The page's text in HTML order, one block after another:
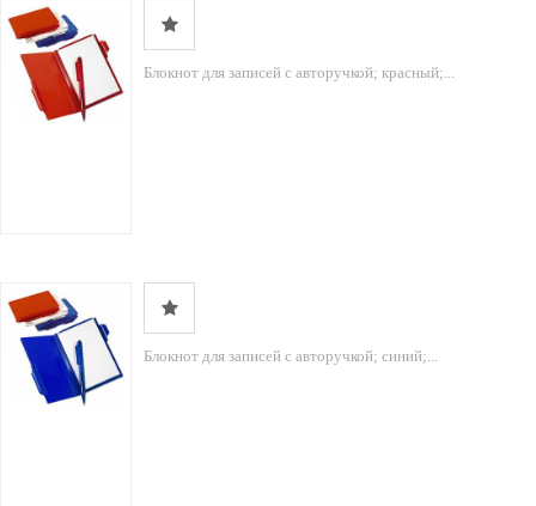
Блокнот для записей с авторучкой; красный;...
Блокнот для записей с авторучкой; синий;...